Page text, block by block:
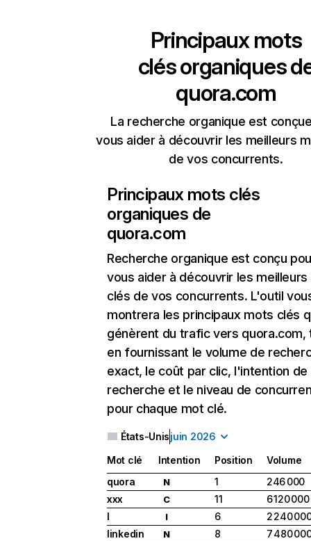
Principaux mots
clés organiques
quora.com
La recherche organique est
vous aider à découvrir les meilleurs
de vos concurrents.
Principaux mots clés
organiques de
quora.com
Recherche organique est conçu
vous aider à découvrir les
clés de vos concurrents. L'outil
montrera les principaux mots clés
génèrent du trafic vers quora.com,
en fournissant le volume de
exact, le coût par clic, l'intention de
recherche et le niveau de
pour chaque mot clé.
États-Unisjuin 2026
Mot clé Intention Position
Volume
quora
N 1
246 000
xxx
C 11
6 120 000
l
I 6
2 240
linkedin
N 8 7 480